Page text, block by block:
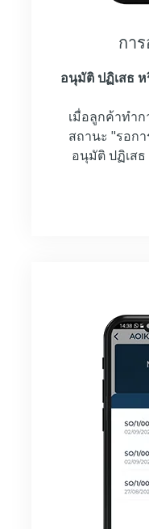
กา
อนุมัติ ปฏิเสธ
เมื่อลูกค้าทำ
สถานะ "รอก
อนุมัติ ปฏิเส